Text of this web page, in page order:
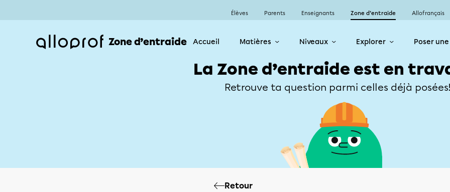
Élèves Parents Enseignants Zone d’entraide Allofrançais
Zone d’entraide Accueil Matières Niveaux Explorer Poser
La Zone d’entraide est en
Retrouve ta question parmi celles déjà
Retour